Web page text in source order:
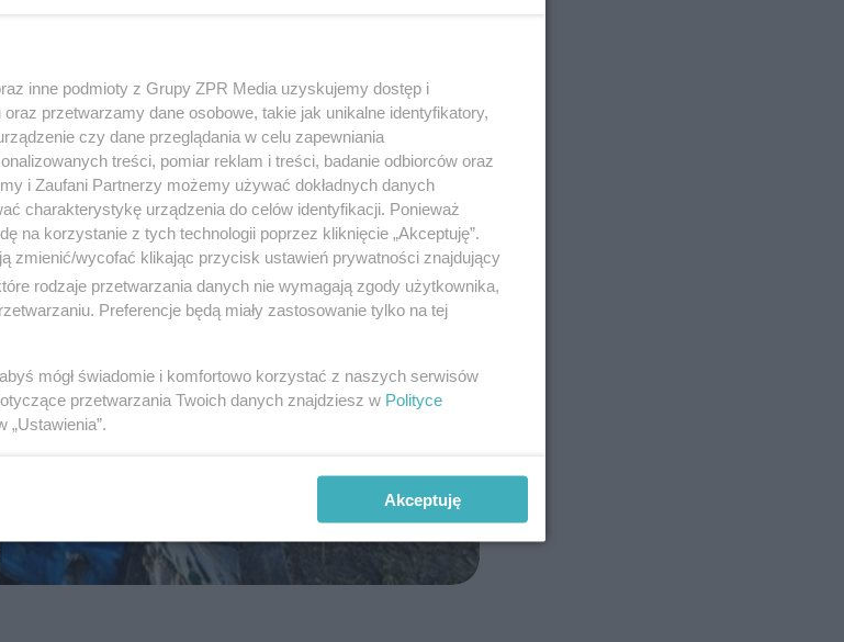
inne podmioty z Grupy ZPR Media uzyskujemy dostęp i
przetwarzamy dane osobowe, takie jak unikalne identyfikatory,
czy dane przeglądania w celu zapewniania
treści, pomiar reklam i treści, badanie odbiorców oraz
i Zaufani Partnerzy możemy używać dokładnych danych
charakterystykę urządzenia do celów identyfikacji. Ponieważ
na korzystanie z tych technologii poprzez kliknięcie „Akceptuję”.
zmienić/wycofać klikając przycisk ustawień prywatności znajdujący
rodzaje przetwarzania danych nie wymagają zgody użytkownika,
Preferencje będą miały zastosowanie tylko na tej
mógł świadomie i komfortowo korzystać z naszych serwisów
przetwarzania Twoich danych znajdziesz w Polityce
„Ustawienia”.
Akceptuję